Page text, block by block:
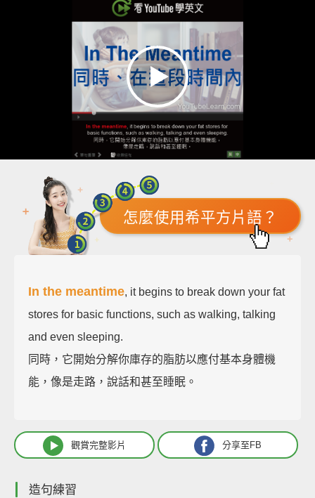
怎麼使用希平方片語？
In the meantime, it begins to break down your fat
stores for basic functions, such as walking, talking
and even sleeping.
同時，它開始分解你庫存的脂肪以應付基本身體機
能，像是走路，說話和甚至睡眠。
觀賞完整影片 分享至FB
造句練習